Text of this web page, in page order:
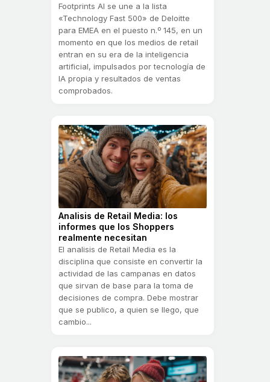
Footprints AI se une a la lista
«Technology Fast 500» de Deloitte
para EMEA en el puesto n.º 145, en un
momento en que los medios de retail
entran en su era de la inteligencia
artificial, impulsados por tecnología de
IA propia y resultados de ventas
comprobados.
Analisis de Retail Media: los
informes que los Shoppers
realmente necesitan
El analisis de Retail Media es la
disciplina que consiste en convertir la
actividad de las campanas en datos
que sirvan de base para la toma de
decisiones de compra. Debe mostrar
que se publico, a quien se llego, que
cambio...